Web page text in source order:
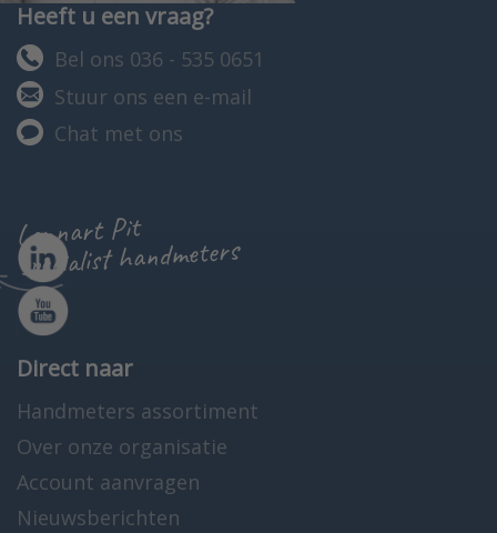
Heeft u een vraag?
Bel ons 036 - 535 0651
Stuur ons een e-mail
Chat met ons
Lennart Pit
specialist handmeters
Direct naar
Handmeters assortiment
Over onze organisatie
Account aanvragen
Nieuwsberichten